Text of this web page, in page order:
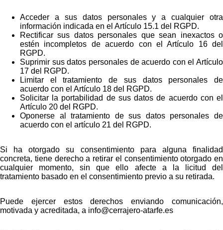
Acceder a sus datos personales y a cualquier otra
información indicada en el Artículo 15.1 del RGPD.
Rectificar sus datos personales que sean inexactos o
estén incompletos de acuerdo con el Artículo 16 del
RGPD.
Suprimir sus datos personales de acuerdo con el Artículo
17 del RGPD.
Limitar el tratamiento de sus datos personales de
acuerdo con el Artículo 18 del RGPD.
Solicitar la portabilidad de sus datos de acuerdo con el
Artículo 20 del RGPD.
Oponerse al tratamiento de sus datos personales de
acuerdo con el artículo 21 del RGPD.
Si ha otorgado su consentimiento para alguna finalidad
concreta, tiene derecho a retirar el consentimiento otorgado en
cualquier momento, sin que ello afecte a la licitud del
tratamiento basado en el consentimiento previo a su retirada.
Puede ejercer estos derechos enviando comunicación,
motivada y acreditada, a info@cerrajero-atarfe.es